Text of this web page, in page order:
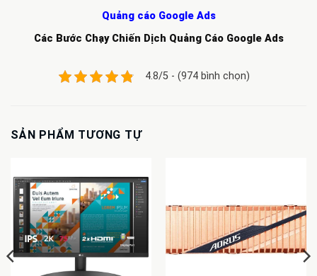
Quảng cáo Google Ads
Các Bước Chạy Chiến Dịch Quảng Cáo Google Ads
4.8/5 - (974 bình chọn)
SẢN PHẨM TƯƠNG TỰ